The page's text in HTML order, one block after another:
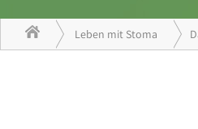
Leben mit Stoma